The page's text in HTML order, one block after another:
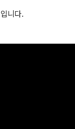
니다.